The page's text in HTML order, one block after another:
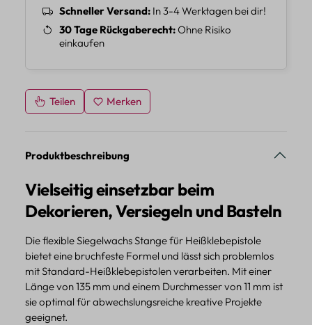
Schneller Versand In 3-4 Werktagen bei dir!
30 Tage Rückgaberecht Ohne Risiko
einkaufen
Teilen Merken
Produktbeschreibung
Vielseitig einsetzbar beim
Dekorieren, Versiegeln und Basteln
Die flexible Siegelwachs Stange für Heißklebepistole
bietet eine bruchfeste Formel und lässt sich problemlos
mit Standard-Heißklebepistolen verarbeiten. Mit einer
Länge von 135 mm und einem Durchmesser von 11 mm ist
sie optimal für abwechslungsreiche kreative Projekte
geeignet.